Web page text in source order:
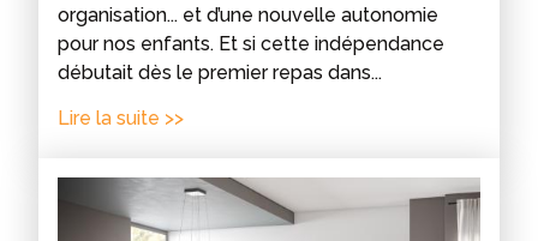
organisation... et d’une nouvelle autonomie
pour nos enfants. Et si cette indépendance
débutait dès le premier repas dans...
Lire la suite >>